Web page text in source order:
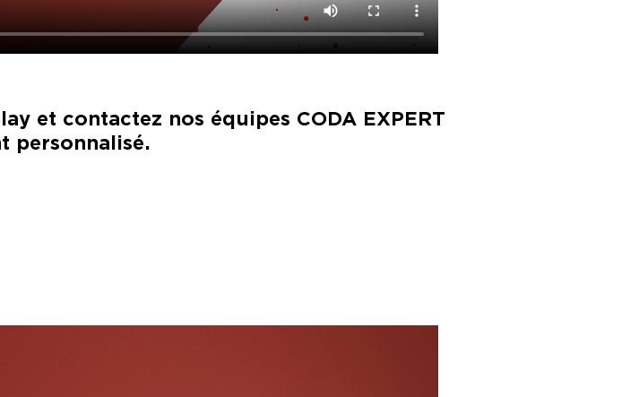
et contactez nos équipes CODA EXPERT
personnalisé.